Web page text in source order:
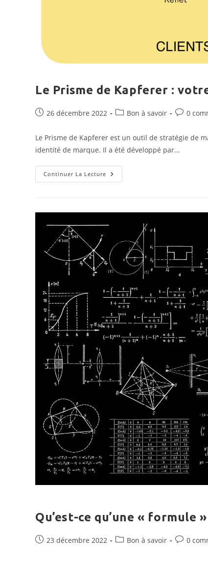
Le Prisme de Kapferer :
Publication
26 décembre 2022
PostBon à savoir
la
0
Le Prisme de Kapferer est un outil de stratégie de
identité de marque. Il a été développé par…
Continuer La Lecture Le
Prisme
Marque
Qu’est-ce qu’une « formule
Publication
23 décembre 2022
PostBon à savoir 0